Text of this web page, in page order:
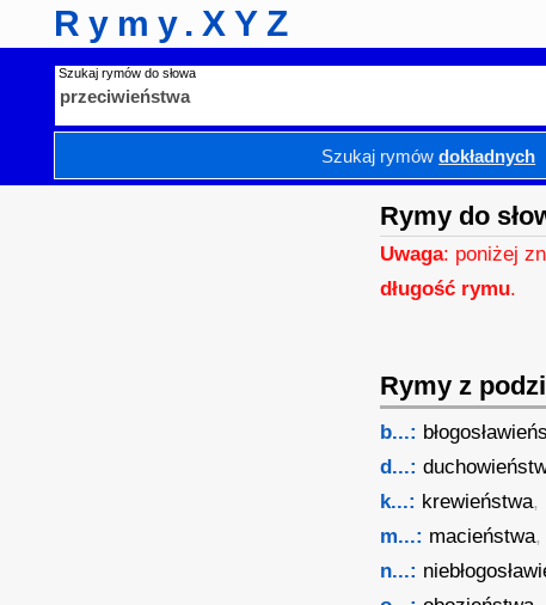
Rymy.XYZ
Szukaj rymów do słowa
Szukaj rymówdokładnych
Rymy do
Uwaga: poniżej
długość rymu.
Rymy z
b...:
d...:
k...: krewieństwa,
m...: macieństwa,
n...: